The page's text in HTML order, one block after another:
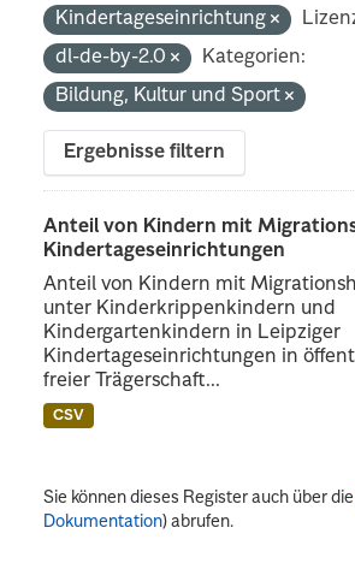
Kindertageseinrichtung
dl-de-by-2.0
Kategorien:
Bildung, Kultur und Sport
Ergebnisse filtern
Anteil von Kindern mit
Kindertageseinrichtungen
Anteil von Kindern mit
unter Kinderkrippenkindern und
Kindergartenkindern in Leipziger
Kindertageseinrichtungen in
freier Trägerschaft...
CSV
Sie können dieses Register auch über
Dokumentation) abrufen.